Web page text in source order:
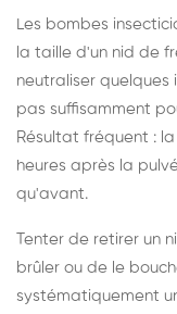
Les bombes
la taille d'un nid de
neutraliser quelques
pas suffisamment
Résultat fréquent :
heures après la
qu'avant.
Tenter de retirer un
brûler ou de le
systématiquement